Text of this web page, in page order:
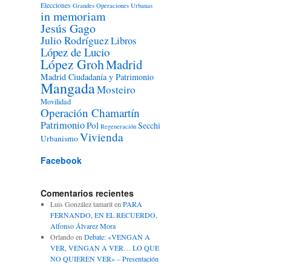
Elecciones Grandes Operaciones Urbanas
in memoriam
Jesús Gago
Julio RodríguezLibros
López de Lucio
López GrohMadrid
Madrid Ciudadanía y Patrimonio
MangadaMosteiro
Movilidad
Operación Chamartín
PatrimonioPol Regeneración Secchi
UrbanismoVivienda
Facebook
Comentarios recientes
Luis González tamariten PARA
FERNANDO, EN EL RECUERDO,
Alfonso Álvarez Mora
Orlandoen Debate: «VENGAN A
VER, VENGAN A VER… LO QUE
NO QUIEREN VER» – Presentación